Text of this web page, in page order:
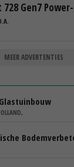
728 Gen7
MEER ADVERTENTIES